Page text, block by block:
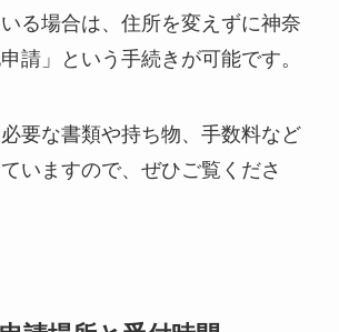
る場合は、住所を変えずに神奈
請」という手続きが可能です。
要な書類や持ち物、手数料など
いますので、ぜひご覧くださ